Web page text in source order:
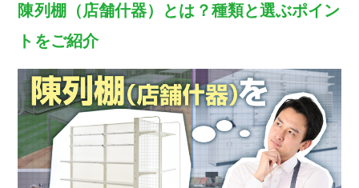
陳列棚（店舗什器）とは？種類と選ぶポイン
トをご紹介